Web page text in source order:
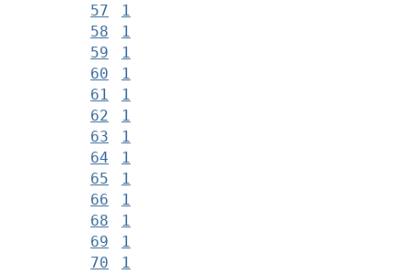
57
1
58
1
59
1
60
1
61
1
62
1
63
1
64
1
65
1
66
1
68
1
69
1
70
1